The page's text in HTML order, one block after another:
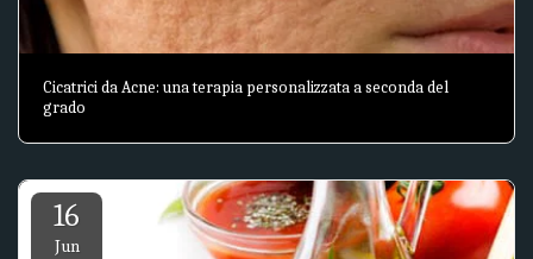
Cicatrici da Acne: una terapia personalizzata a seconda del
grado
16
Jun